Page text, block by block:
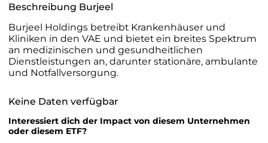
Beschreibung Burjeel
Burjeel Holdings betreibt Krankenhäuser und
Kliniken in den VAE und bietet ein breites Spektrum
an medizinischen und gesundheitlichen
Dienstleistungen an, darunter stationäre, ambulante
und Notfallversorgung.
Keine Daten verfügbar
Interessiert dich der Impact von diesem Unternehmen
oder diesem ETF?